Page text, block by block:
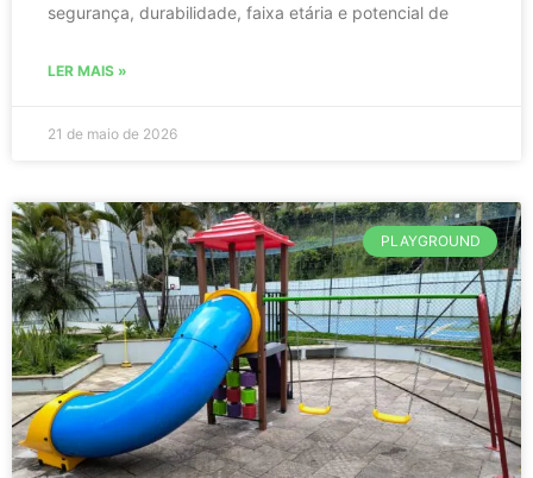
segurança, durabilidade, faixa etária e potencial de
LER MAIS »
21 de maio de 2026
PLAYGROUND